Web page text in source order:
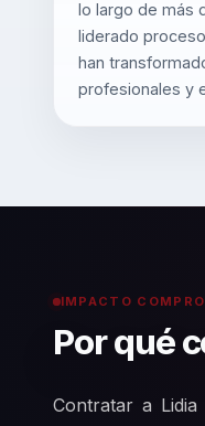
lo largo de más
liderado
han
profesionales y
máximo
profesional
IMPACTO
Por qué
Contratar a